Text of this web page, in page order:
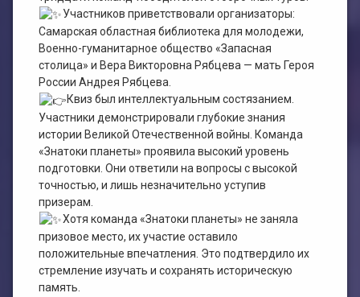
Участников приветствовали организаторы:
Самарская областная библиотека для молодежи,
Военно-гуманитарное общество «Запасная
столица» и Вера Викторовна Рябцева — мать Героя
России Андрея Рябцева.
Квиз был интеллектуальным состязанием.
Участники демонстрировали глубокие знания
истории Великой Отечественной войны. Команда
«Знатоки планеты» проявила высокий уровень
подготовки. Они ответили на вопросы с высокой
точностью, и лишь незначительно уступив
призерам.
Хотя команда «Знатоки планеты» не заняла
призовое место, их участие оставило
положительные впечатления. Это подтвердило их
стремление изучать и сохранять историческую
память.